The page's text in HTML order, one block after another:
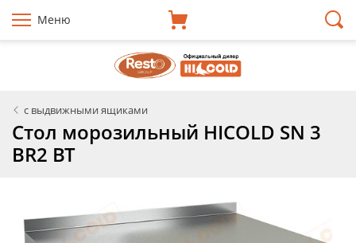
Меню
с выдвижными ящиками
Стол морозильный HICOLD SN 3
BR2 BT